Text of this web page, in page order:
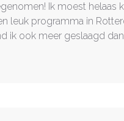
Ik moest helaas
leuk programma in
ik ook meer geslaagd